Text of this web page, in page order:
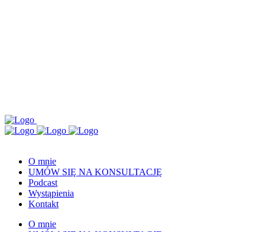
O mnie
UMÓW SIĘ NA KONSULTACJĘ
Podcast
Wystąpienia
Kontakt
O mnie